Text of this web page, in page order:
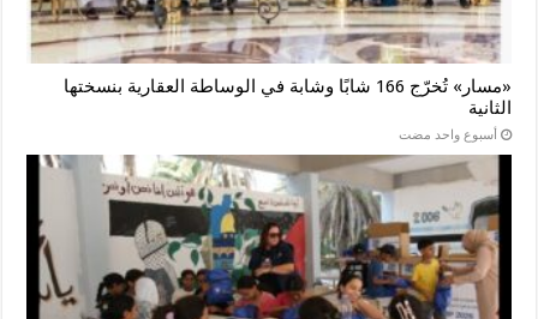
«مسار» تُخرّج 166 شابًا وشابة في الوساطة العقارية بنسختها
الثانية
‏أسبوع واحد مضت